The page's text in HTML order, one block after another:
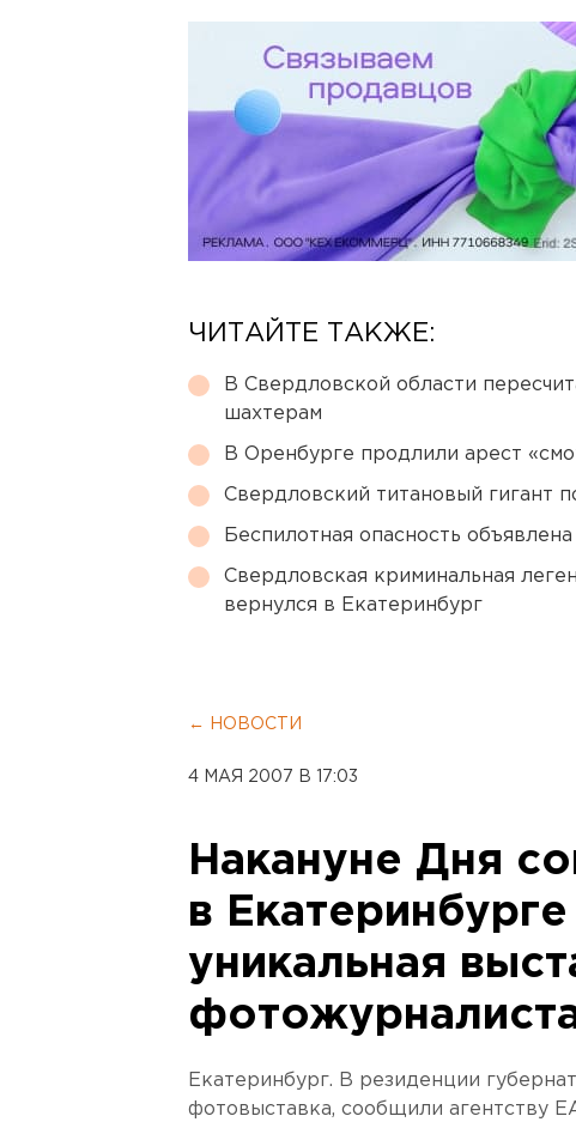
ЧИТАЙТЕ ТАКЖЕ:
В Свердловской области
шахтерам
В Оренбурге продлили арест
Свердловский титановый гигант
Беспилотная опасность
Свердловская криминальная
вернулся в Екатеринбург
← НОВОСТИ
4 МАЯ 2007 В 17:03
Накануне Дня
в
уникальная
Екатеринбург. В резиденции
фотовыставка, сообщили агентству